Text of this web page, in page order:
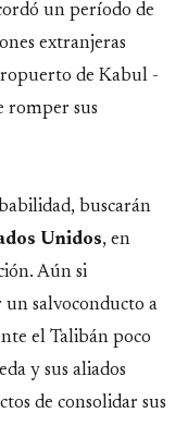
un período de
extranjeras
de Kabul -
romper sus
buscarán
Unidos, en
Aún si
un salvoconducto a
el Talibán poco
y sus aliados
de consolidar sus